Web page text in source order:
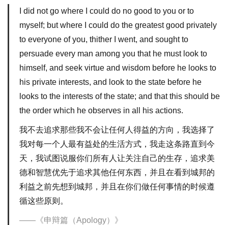
I did not go where I could do no good to you or to
myself; but where I could do the greatest good privately
to everyone of you, thither I went, and sought to
persuade every man among you that he must look to
himself, and seek virtue and wisdom before he looks to
his private interests, and look to the state before he
looks to the interests of the state; and that this should be
the order which he observes in all his actions.
我不去追求那些我不会让任何人得益的方向，我选择了
我对每一个人最有益处的生活方式，我走这条路直到今
天，我试图说服你们所有人让关注自己的生存，追求美
德和智慧优先于追求其他任何东西，并且在看到城邦的
利益之前先想到城邦，并且在你们做任何事情的时候遵
循这些原则。
《申辩篇（Apology）》